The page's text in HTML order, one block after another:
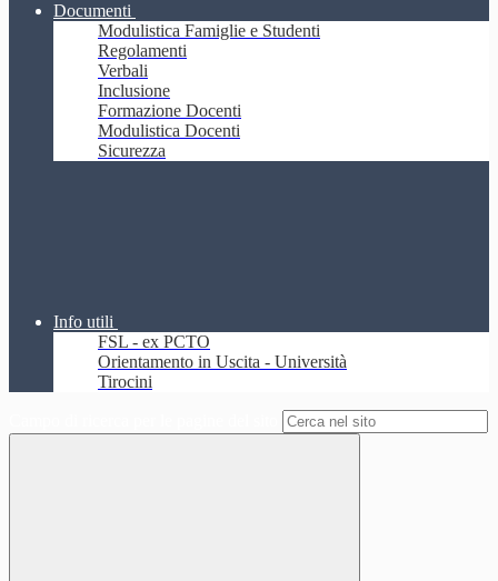
Documenti
Modulistica Famiglie e Studenti
Regolamenti
Verbali
Inclusione
Formazione Docenti
Modulistica Docenti
Sicurezza
Info utili
FSL - ex PCTO
Orientamento in Uscita - Università
Tirocini